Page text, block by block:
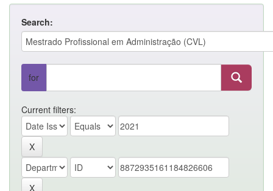
Search:
for
Current filters: